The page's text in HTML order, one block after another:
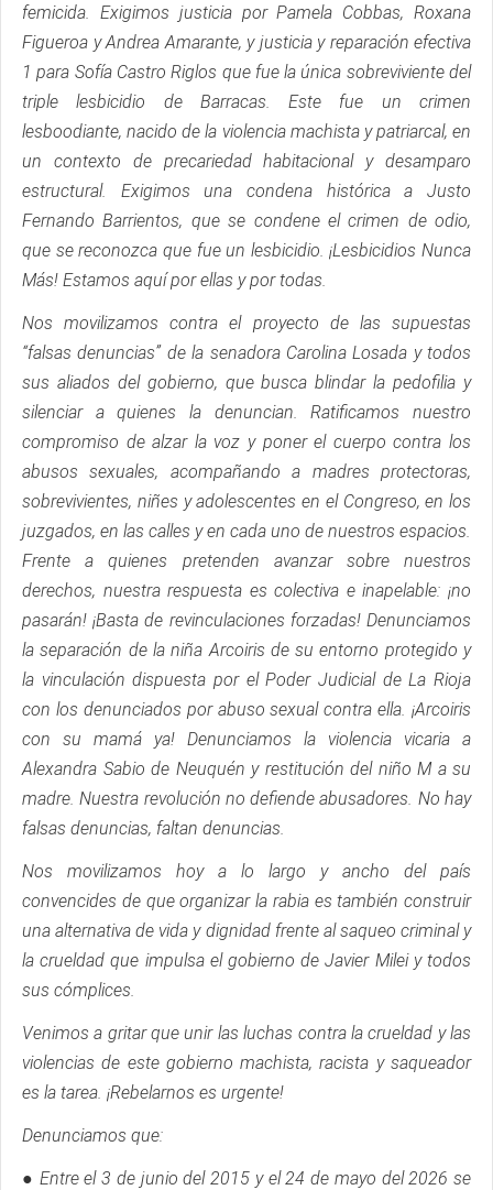
femicida. Exigimos justicia por Pamela Cobbas, Roxana
Figueroa y Andrea Amarante, y justicia y reparación efectiva
1 para Sofía Castro Riglos que fue la única sobreviviente del
triple lesbicidio de Barracas. Este fue un crimen
lesboodiante, nacido de la violencia machista y patriarcal, en
un contexto de precariedad habitacional y desamparo
estructural. Exigimos una condena histórica a Justo
Fernando Barrientos, que se condene el crimen de odio,
que se reconozca que fue un lesbicidio. ¡Lesbicidios Nunca
Más! Estamos aquí por ellas y por todas.
Nos movilizamos contra el proyecto de las supuestas
“falsas denuncias” de la senadora Carolina Losada y todos
sus aliados del gobierno, que busca blindar la pedofilia y
silenciar a quienes la denuncian. Ratificamos nuestro
compromiso de alzar la voz y poner el cuerpo contra los
abusos sexuales, acompañando a madres protectoras,
sobrevivientes, niñes y adolescentes en el Congreso, en los
juzgados, en las calles y en cada uno de nuestros espacios.
Frente a quienes pretenden avanzar sobre nuestros
derechos, nuestra respuesta es colectiva e inapelable: ¡no
pasarán! ¡Basta de revinculaciones forzadas! Denunciamos
la separación de la niña Arcoiris de su entorno protegido y
la vinculación dispuesta por el Poder Judicial de La Rioja
con los denunciados por abuso sexual contra ella. ¡Arcoiris
con su mamá ya! Denunciamos la violencia vicaria a
Alexandra Sabio de Neuquén y restitución del niño M a su
madre. Nuestra revolución no defiende abusadores. No hay
falsas denuncias, faltan denuncias.
Nos movilizamos hoy a lo largo y ancho del país
convencides de que organizar la rabia es también construir
una alternativa de vida y dignidad frente al saqueo criminal y
la crueldad que impulsa el gobierno de Javier Milei y todos
sus cómplices.
Venimos a gritar que unir las luchas contra la crueldad y las
violencias de este gobierno machista, racista y saqueador
es la tarea. ¡Rebelarnos es urgente!
Denunciamos que:
● Entre el 3 de junio del 2015 y el 24 de mayo del 2026 se